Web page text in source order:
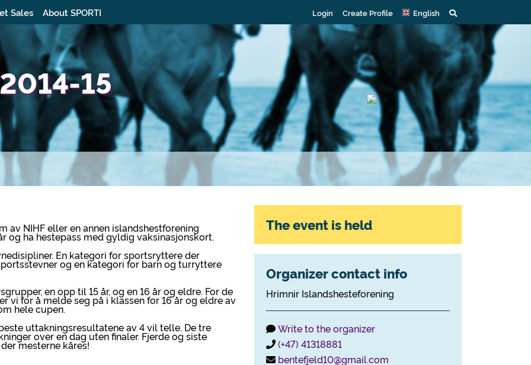
Sales About SPORTI Login Create Profile English
15
av NIHF eller en annen islandshestforening
og ha hestepass med gyldig vaksinasjonskort.
En kategori for sportsryttere der
og en kategori for barn og turryttere
en opp til 15 år, og en 16 år og eldre. For de
vi for å melde seg på i klassen for 16 år og eldre av
hele cupen.
uttakningsresultatene av 4 vil telle. De tre
over en dag uten finaler. Fjerde og siste
mesterne kåres!
The event is held
Organizer contact info
Hrimnir Islandshesteforening
Write to the organizer
(+47) 41318881
bentefjeld10@gmail.com